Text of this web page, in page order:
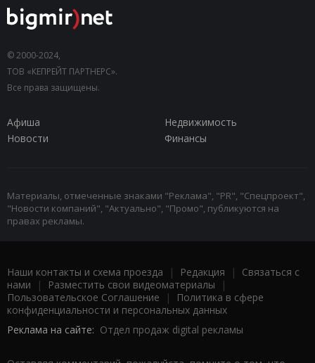
© 2000-2024,
ТОВ «КЕПРЕЙТ ПАРТНЕРС».
Все права защищены.
Афиша
Недвижимость
Новости
Финансы
Материалы, отмеченные знаками "Реклама", "PR", "Спецпроект",
"Новости компаний", "Актуально", "Промо", публикуются на
правах рекламы.
Наши контакты и схема проезда | Редакция | Связаться с
нами | Разместить свои видеоматериалы |
Пользовательское Соглашение |
Политика в сфере
конфиденциальности и персональных данных
Реклама на сайте: Отдел продаж digital рекламы